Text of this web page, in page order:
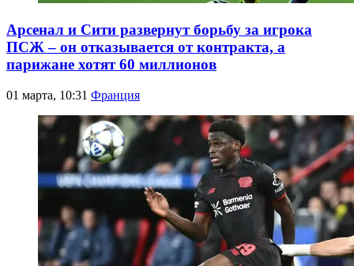
Арсенал и Сити развернут борьбу за игрока
ПСЖ – он отказывается от контракта, а
парижане хотят 60 миллионов
01 марта, 10:31 Франция